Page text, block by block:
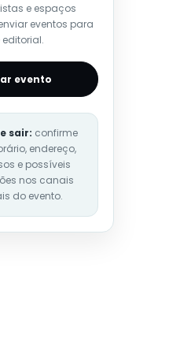
e espaços
eventos para
evento
sair: confirme
endereço,
e possíveis
nos canais
do evento.